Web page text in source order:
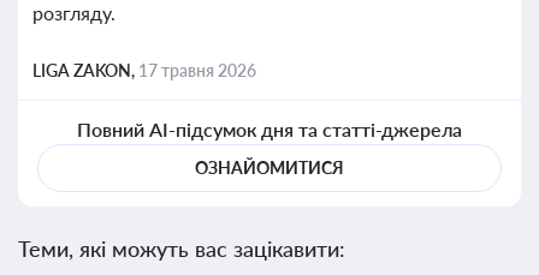
розгляду.
LIGA ZAKON, 17 травня 2026
Повний AI-підсумок дня та статті-джерела
ОЗНАЙОМИТИСЯ
Теми, які можуть вас зацікавити: